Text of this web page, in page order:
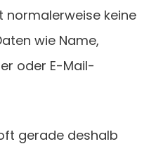
keine
wie Name,
oder E-Mail-
gerade deshalb